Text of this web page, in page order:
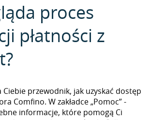
proces
płatności z
przewodnik, jak uzyskać dostęp
Comfino. W zakładce „Pomoc” -
informacje, które pomogą Ci